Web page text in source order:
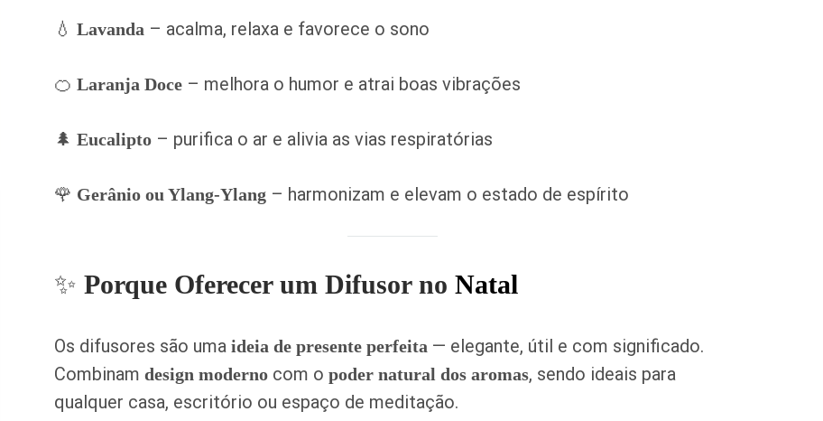
💧 Lavanda – acalma, relaxa e favorece o sono
🍊 Laranja Doce – melhora o humor e atrai boas vibrações
🌲 Eucalipto – purifica o ar e alivia as vias respiratórias
🌹 Gerânio ou Ylang-Ylang – harmonizam e elevam o estado de espírito
✨ Porque Oferecer um Difusor no Natal
Os difusores são uma ideia de presente perfeita — elegante, útil e com significado.
Combinam design moderno com o poder natural dos aromas, sendo ideais para
qualquer casa, escritório ou espaço de meditação.